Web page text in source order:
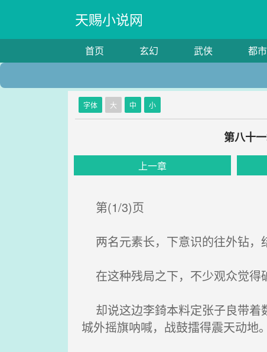
天赐小说网
首页 玄幻 武侠 都市
字体 大 中 小
第八十
上一章
第(1/3)页
两名元素长，下意识的往外钻，
在这种残局之下，不少观众觉得
却说这边李錡本料定张子良带着
城外摇旗呐喊，战鼓擂得震天动地。